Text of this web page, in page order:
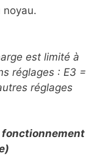
noyau.
est limité à
réglages : E3 =
réglages
fonctionnement